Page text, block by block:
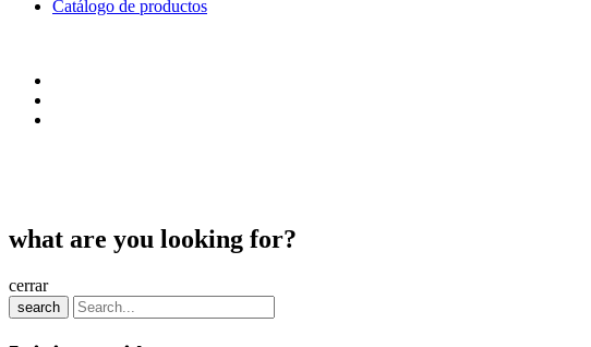
Catálogo de productos
what are you looking for?
cerrar
search